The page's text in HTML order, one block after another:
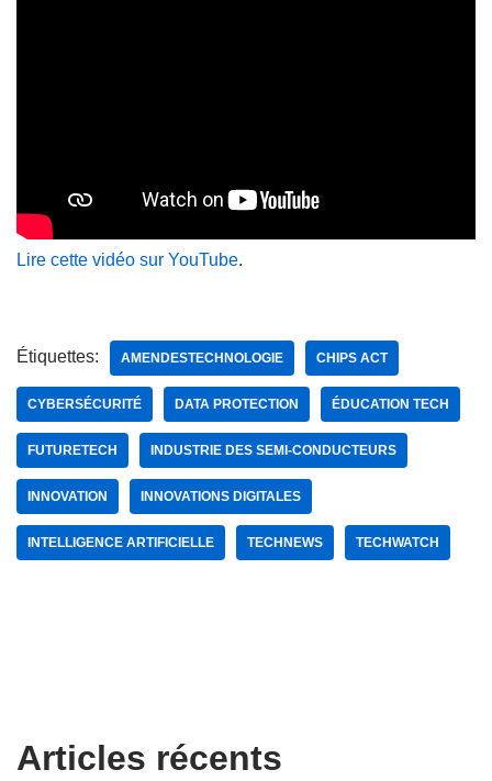
Lire cette vidéo sur YouTube.
Étiquettes: AMENDESTECHNOLOGIE CHIPS ACT
CYBERSÉCURITÉ DATA PROTECTION ÉDUCATION TECH
FUTURETECH INDUSTRIE DES SEMI-CONDUCTEURS
INNOVATION INNOVATIONS DIGITALES
INTELLIGENCE ARTIFICIELLE TECHNEWS TECHWATCH
Articles récents